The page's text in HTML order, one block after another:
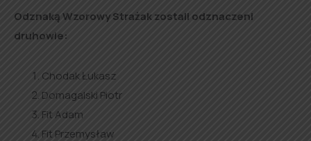
Odznaką Wzorowy Strażak zostali odznaczeni
druhowie:
Chodak Łukasz
Domagalski Piotr
Fit Adam
Fit Przemysław